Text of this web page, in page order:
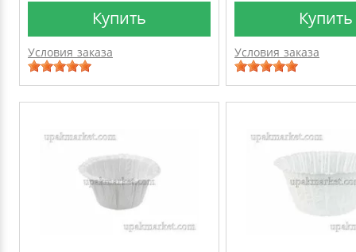
Купить
Условия заказа
Купить
Условия заказа